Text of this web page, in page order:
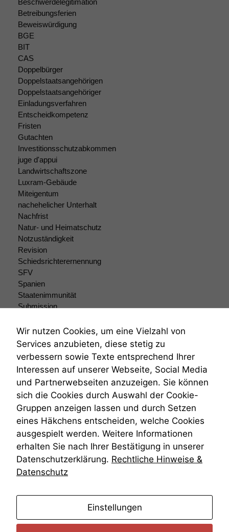
Betreibungsferien
Beweiswürdigung
BGE
BIT
CAS
Doppelbürger
Doppelstaatsangehörigen
Doppelstaatsangehöriger
Einladungsverfahren
Entscheidkompetenz
Fristen
Gutachten
Investitionsschutzabkommen
juge d'appui
Landwirtschaftszone
Luxram-Gebäude
Miteigentum
nachehelicher Unterhalt
Nachfrist
Natur- und Heimatschutz
Notzuständigkeit
Revision
Schiedsrichterernennung
SFV
Spanien
Staatenimmunität
Submission
Teilungsklage
Venezuela
VRK
Wiederherstellungsanordnung
Zivilprozessordnung
ZPO
Zustellfiktion
Zuständigkeit
Öffentliches Personalrecht
Öffentlichkeitsprinzip
Wir nutzen Cookies, um eine Vielzahl von
Services anzubieten, diese stetig zu
verbessern sowie Texte entsprechend Ihrer
Interessen auf unserer Webseite, Social Media
und Partnerwebseiten anzuzeigen. Sie können
sich die Cookies durch Auswahl der Cookie-
Gruppen anzeigen lassen und durch Setzen
eines Häkchens entscheiden, welche Cookies
ausgespielt werden. Weitere Informationen
erhalten Sie nach Ihrer Bestätigung in unserer
Datenschutzerklärung. Rechtliche Hinweise &
Datenschutz
Einstellungen